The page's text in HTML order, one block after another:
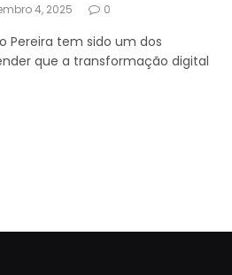
4, 2025 0
Pereira tem sido um dos
que a transformação digital